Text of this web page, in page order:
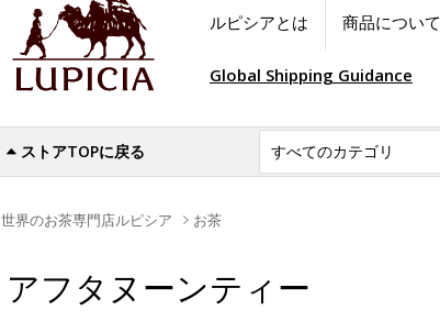
ルピシアとは 商品について
Global Shipping Guidance
ストアTOPに戻る
世界のお茶専門店ルピシア お茶
アフタヌーンティー